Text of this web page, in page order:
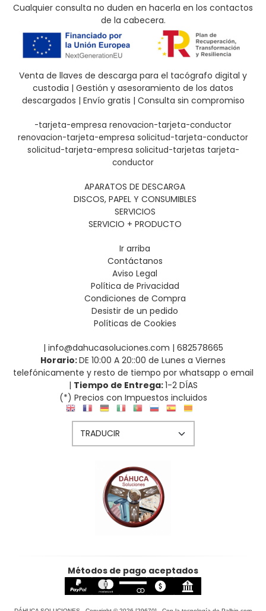
Cualquier consulta no duden en hacerla en los contactos
de la cabecera.
Venta de llaves de descarga para el tacógrafo digital y
custodia | Gestión y asesoramiento de los datos
descargados | Envío gratis | Consulta sin compromiso
-tarjeta-empresa renovacion-tarjeta-conductor
renovacion-tarjeta-empresa solicitud-tarjeta-conductor
solicitud-tarjeta-empresa solicitud-tarjetas tarjeta-
conductor
APARATOS DE DESCARGA
DISCOS, PAPEL Y CONSUMIBLES
SERVICIOS
SERVICIO + PRODUCTO
Ir arriba
Contáctanos
Aviso Legal
Política de Privacidad
Condiciones de Compra
Desistir de un pedido
Políticas de Cookies
| info@dahucasoluciones.com | 682578665
Horario:DE 10:00 A 20::00 de Lunes a Viernes
telefónicamente y resto de tiempo por whatsapp o email
| Tiempo de Entrega:1-2 DÍAS
(*) Precios con Impuestos incluidos
Métodos de pago aceptados